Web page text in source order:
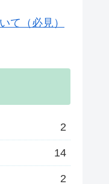
て（必見）
2
14
2